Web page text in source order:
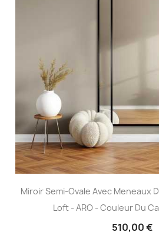
Miroir Semi-Ovale Avec Meneaux
Loft - ARO - Couleur Du
510,00 €